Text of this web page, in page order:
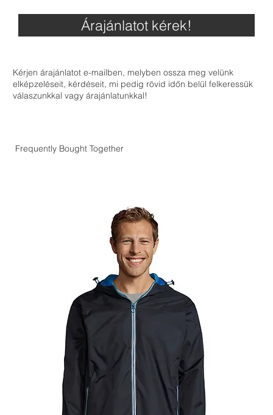
Árajánlatot kérek!
Kérjen árajánlatot e-mailben, melyben ossza meg velünk
elképzeléseit, kérdéseit, mi pedig rövid időn belül felkeressük
válaszunkkal vagy árajánlatunkkal!
Frequently Bought Together